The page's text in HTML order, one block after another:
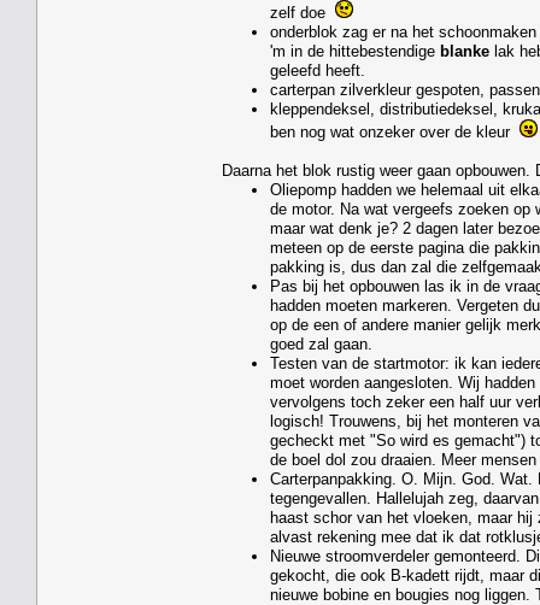
zelf doe
onderblok zag er na het
'm in de hittebestendige blanke lak
geleefd heeft.
carterpan zilverkleur gespoten,
kleppendeksel, distributiedeksel,
ben nog wat onzeker over de kleur
Daarna het blok rustig weer gaan
Oliepomp hadden we helemaal uit
de motor. Na wat vergeefs zoeken op
maar wat denk je? 2 dagen later
meteen op de eerste pagina die
pakking is, dus dan zal die
Pas bij het opbouwen las ik in de
hadden moeten markeren. Vergeten
op de een of andere manier gelijk
goed zal gaan.
Testen van de startmotor: ik kan
moet worden aangesloten. Wij
vervolgens toch zeker een half uur
logisch! Trouwens, bij het monteren
gecheckt met "So wird es gemacht")
de boel dol zou draaien. Meer
Carterpanpakking. O. Mijn. God.
tegengevallen. Hallelujah zeg,
haast schor van het vloeken, maar
alvast rekening mee dat ik dat
Nieuwe stroomverdeler gemonteerd.
gekocht, die ook B-kadett rijdt, maar
nieuwe bobine en bougies nog liggen.